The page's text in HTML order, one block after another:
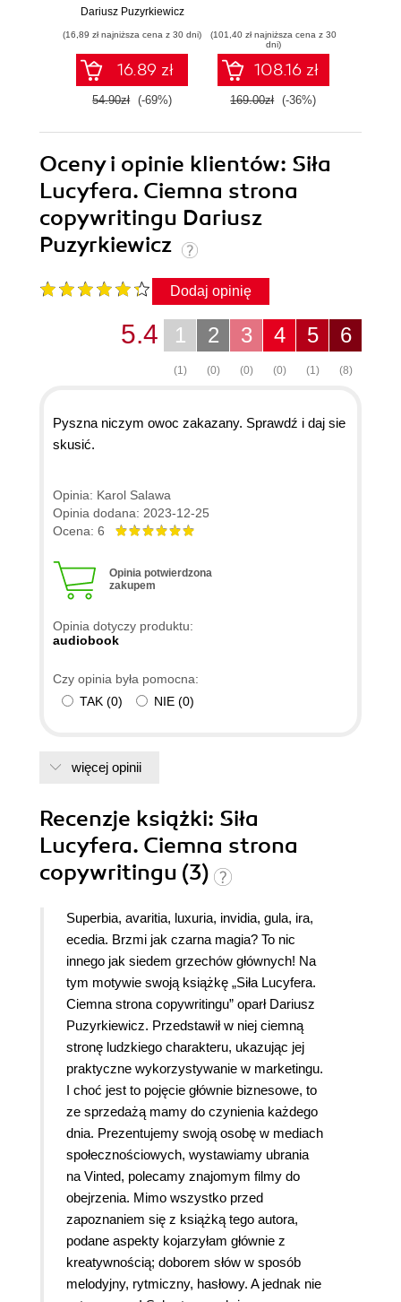
inteligencja robi to
nie czyta, bo
wszyscy wolą
wideo
Dariusz Puzyrkiewicz
(16,89 zł najniższa cena z 30 dni)
16.89 zł
54.90zł (-69%)
(101,40 zł najniższa cena z 30
dni)
108.16 zł
169.00zł (-36%)
Oceny i opinie klientów: Siła
Lucyfera. Ciemna strona
copywritingu Dariusz
Puzyrkiewicz
Dodaj opinię
6
(8)
5
(1)
4
(0)
3
(0)
2
(0)
1
(1)
5.4
Pyszna niczym owoc zakazany. Sprawdź i daj sie
skusić.
Opinia: Karol Salawa
Opinia dodana: 2023-12-25
Ocena: 6
Opinia potwierdzona
zakupem
Opinia dotyczy produktu:
audiobook
Czy opinia była pomocna:
TAK (0) NIE (0)
więcej opinii
Recenzje książki: Siła
Lucyfera. Ciemna strona
copywritingu (3)
Superbia, avaritia, luxuria, invidia, gula, ira,
ecedia. Brzmi jak czarna magia? To nic
innego jak siedem grzechów głównych! Na
tym motywie swoją książkę „Siła Lucyfera.
Ciemna strona copywritingu” oparł Dariusz
Puzyrkiewicz. Przedstawił w niej ciemną
stronę ludzkiego charakteru, ukazując jej
praktyczne wykorzystywanie w marketingu.
I choć jest to pojęcie głównie biznesowe, to
ze sprzedażą mamy do czynienia każdego
dnia. Prezentujemy swoją osobę w mediach
społecznościowych, wystawiamy ubrania
na Vinted, polecamy znajomym filmy do
obejrzenia. Mimo wszystko przed
zapoznaniem się z książką tego autora,
podane aspekty kojarzyłam głównie z
kreatywnością; doborem słów w sposób
melodyjny, rytmiczny, hasłowy. A jednak nie